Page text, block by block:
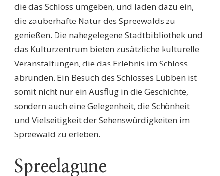
die das Schloss umgeben, und laden dazu ein,
die zauberhafte Natur des Spreewalds zu
genießen. Die nahegelegene Stadtbibliothek und
das Kulturzentrum bieten zusätzliche kulturelle
Veranstaltungen, die das Erlebnis im Schloss
abrunden. Ein Besuch des Schlosses Lübben ist
somit nicht nur ein Ausflug in die Geschichte,
sondern auch eine Gelegenheit, die Schönheit
und Vielseitigkeit der Sehenswürdigkeiten im
Spreewald zu erleben.
Spreelagune